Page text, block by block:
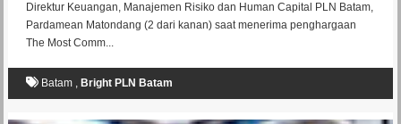
Direktur Keuangan, Manajemen Risiko dan Human Capital PLN Batam,
Pardamean Matondang (2 dari kanan) saat menerima penghargaan
The Most Comm...
Batam, Bright PLN Batam